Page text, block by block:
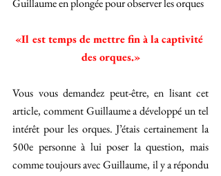
Guillaume en plongée pour observer les orques
«Il est temps de mettre fin à la captivité
des orques.»
Vous vous demandez peut-être, en lisant cet
article, comment Guillaume a développé un tel
intérêt pour les orques. J’étais certainement la
500e personne à lui poser la question, mais
comme toujours avec Guillaume, il y a répondu